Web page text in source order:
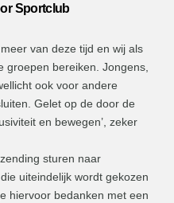
Sportclub
van deze tijd en wij als
groepen bereiken. Jongens,
ook voor andere
Gelet op de door de
en bewegen’, zeker
sturen naar
die uiteindelijk wordt gekozen
hiervoor bedanken met een